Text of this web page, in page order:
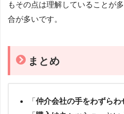
もその点は理解していることが
合が多いです。
まとめ
「 仲介会社の手をわずらわ